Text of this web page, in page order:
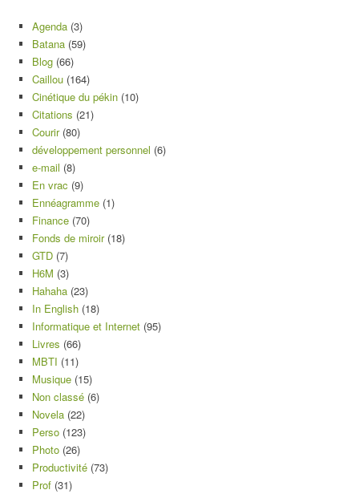
Agenda (3)
Batana (59)
Blog (66)
Caillou (164)
Cinétique du pékin (10)
Citations (21)
Courir(80)
développement personnel (6)
e-mail (8)
En vrac (9)
Ennéagramme (1)
Finance (70)
Fonds de miroir(18)
GTD (7)
H6M (3)
Hahaha (23)
In English (18)
Informatique et Internet (95)
Livres (66)
MBTI (11)
Musique (15)
Non classé (6)
Novela (22)
Perso (123)
Photo (26)
Productivité (73)
Prof (31)